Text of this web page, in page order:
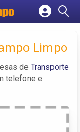
Limpo
de Transporte
telefone e